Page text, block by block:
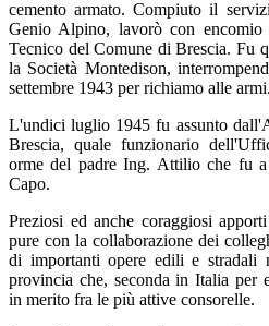
cemento armato. Compiuto il
Genio Alpino, lavorò con
Tecnico del Comune di Brescia. Fu
la Società Montedison,
settembre 1943 per richiamo alle armi.
L'undici luglio 1945 fu assunto
Brescia, quale funzionario
orme del padre Ing. Attilio che fu
Capo.
Preziosi ed anche coraggiosi
pure con la collaborazione dei
di importanti opere edili e stradali
provincia che, seconda in Italia per
in merito fra le più attive consorelle.